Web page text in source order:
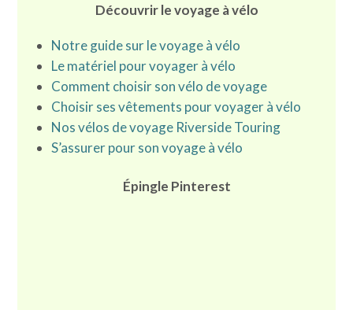
Découvrir le voyage à vélo
Notre guide sur le voyage à vélo
Le matériel pour voyager à vélo
Comment choisir son vélo de voyage
Choisir ses vêtements pour voyager à vélo
Nosvélos de voyage Riverside Touring
S’assurer pour son voyage à vélo
Épingle Pinterest